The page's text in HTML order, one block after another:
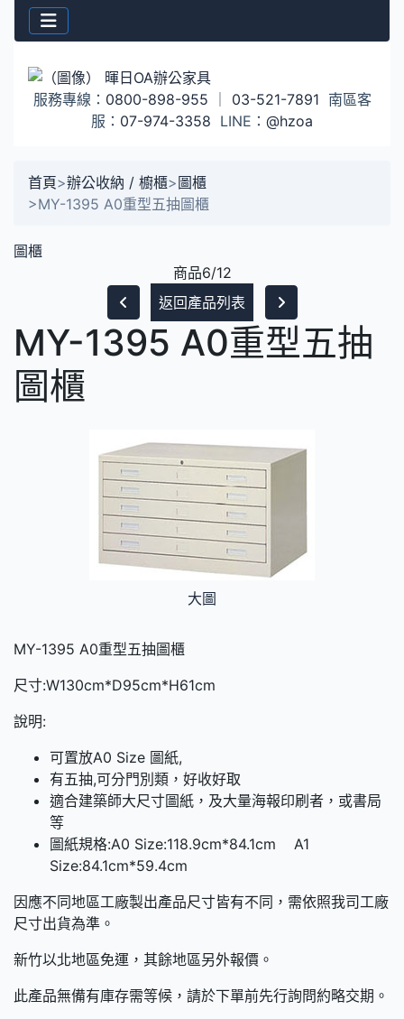
服務專線： 0800-898-955 03-521-7891 南區客
服： 07-974-3358 LINE： @hzoa
首頁>辦公收納 / 櫥櫃>圖櫃
>MY-1395 A0重型五抽圖櫃
圖櫃
商品6/12
返回產品列表
MY-1395 A0重型五抽
圖櫃
大圖
MY-1395 A0重型五抽圖櫃
尺寸:W130cm*D95cm*H61cm
說明:
可置放A0 Size 圖紙,
有五抽,可分門別類，好收好取
適合建築師大尺寸圖紙，及大量海報印刷者，或書局
等
圖紙規格:A0 Size:118.9cm*84.1cm A1
Size:84.1cm*59.4cm
因應不同地區工廠製出產品尺寸皆有不同，需依照我司工廠
尺寸出貨為準。
新竹以北地區免運，其餘地區另外報價。
此產品無備有庫存需等候，請於下單前先行詢問約略交期。